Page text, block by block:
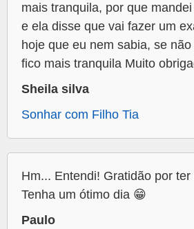
mais tranquila, por que
e ela disse que vai fazer um
hoje que eu nem sabia, se
fico mais tranquila Muito
Sheila silva
Sonhar com Filho Tia
Hm... Entendi! Gratidão por
Tenha um ótimo dia 😁
Paulo